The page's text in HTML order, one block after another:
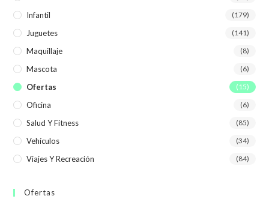
Infantil (179)
Juguetes (141)
Maquillaje (8)
Mascota (6)
Ofertas (15)
Oficina (6)
Salud Y Fitness (85)
Vehículos (34)
Viajes Y Recreación (84)
Ofertas